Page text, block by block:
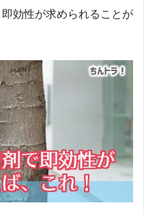
効性が求められることが